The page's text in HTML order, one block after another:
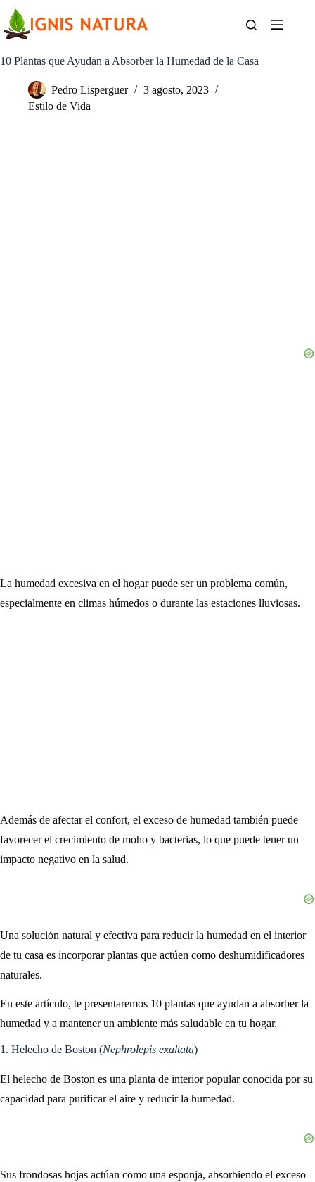
contenido
10 Plantas que Ayudan a Absorber la Humedad de la Casa
Pedro Lisperguer
3 agosto, 2023
Estilo de Vida
La humedad excesiva en el hogar puede ser un problema común,
especialmente en climas húmedos o durante las estaciones lluviosas.
Además de afectar el confort, el exceso de humedad también puede
favorecer el crecimiento de moho y bacterias, lo que puede tener un
impacto negativo en la salud.
Una solución natural y efectiva para reducir la humedad en el interior
de tu casa es incorporar plantas que actúen como deshumidificadores
naturales.
En este artículo, te presentaremos 10 plantas que ayudan a absorber la
humedad y a mantener un ambiente más saludable en tu hogar.
1. Helecho de Boston (Nephrolepis exaltata)
El helecho de Boston es una planta de interior popular conocida por su
capacidad para purificar el aire y reducir la humedad.
Sus frondosas hojas actúan como una esponja, absorbiendo el exceso